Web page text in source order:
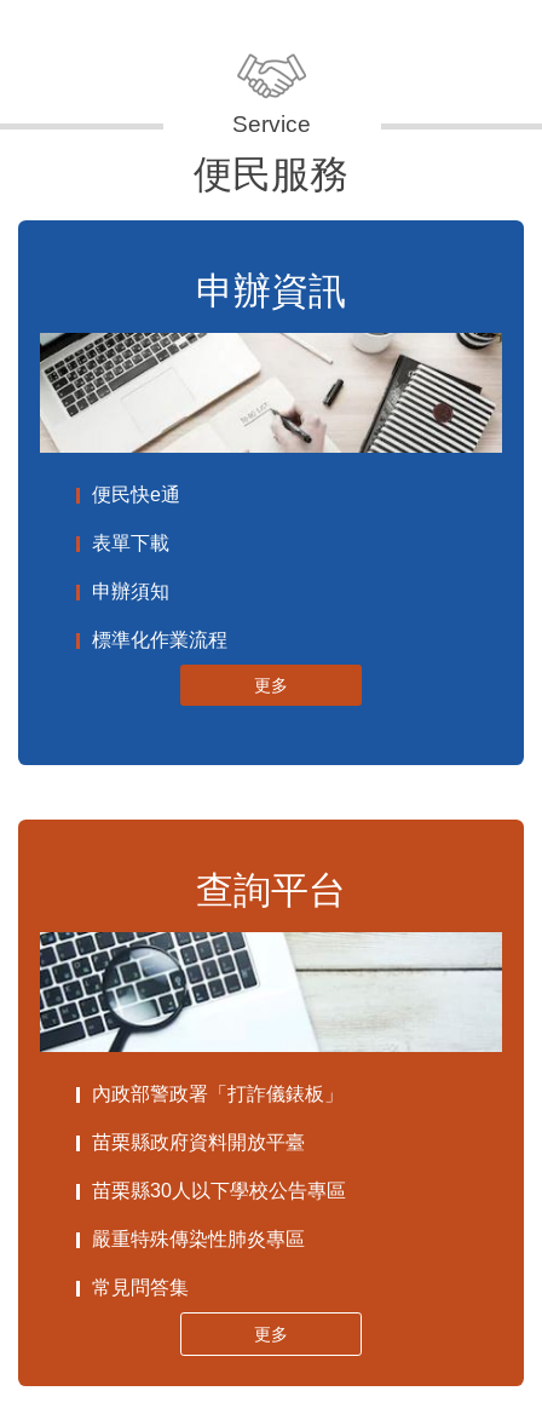
便民服務
申辦資訊
便民快e通
表單下載
申辦須知
標準化作業流程
更多
查詢平台
內政部警政署「打詐儀錶板」
苗栗縣政府資料開放平臺
苗栗縣30人以下學校公告專區
嚴重特殊傳染性肺炎專區
常見問答集
更多